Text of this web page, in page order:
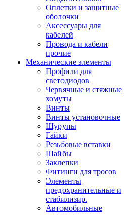
Оплетки и защитные
оболочки
Аксессуары для
кабелей
Провода и кабели
прочие
Механические элементы
Профили для
светодиодов
Червячные и стяжные
хомуты
Винты
Винты установочные
Шурупы
Гайки
Резьбовые вставки
Шайбы
Заклепки
Фитинги для тросов
Элементы
предохранительные и
стабилизир.
Автомобильные